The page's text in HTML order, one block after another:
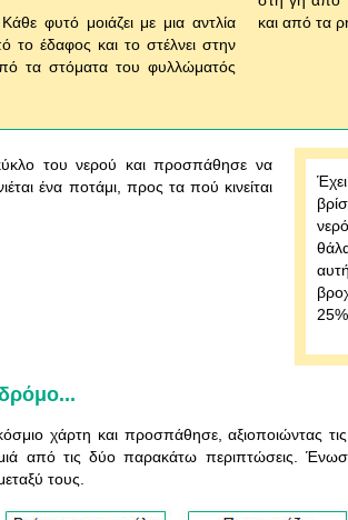
φυτό μοιάζει με μια αντλία
το έδαφος και το στέλνει στην
τα στόματα του φυλλώματός
και από τα
του νερού και προσπάθησε να
ένα ποτάμι, προς τα πού κινείται
χάρτη και προσπάθησε, αξιοποιώντας
από τις δύο παρακάτω περιπτώσεις.
τους.